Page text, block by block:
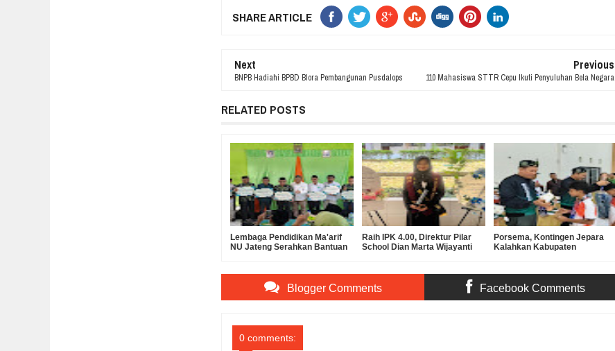
SHARE ARTICLE
Next
BNPB Hadiahi BPBD Blora Pembangunan Pusdalops
Previous
110 Mahasiswa STTR Cepu Ikuti Penyuluhan Bela Negara
RELATED POSTS
Lembaga Pendidikan Ma'arif
NU Jateng Serahkan Bantuan
Raih IPK 4.00, Direktur Pilar
School Dian Marta Wijayanti
Porsema, Kontingen Jepara
Kalahkan Kabupaten
Blogger Comments Facebook Comments
0 comments: